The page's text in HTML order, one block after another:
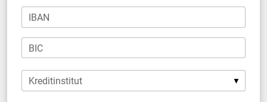
IBAN
BIC
Kreditinstitut